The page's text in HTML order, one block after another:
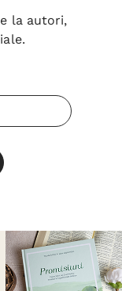
la autori,